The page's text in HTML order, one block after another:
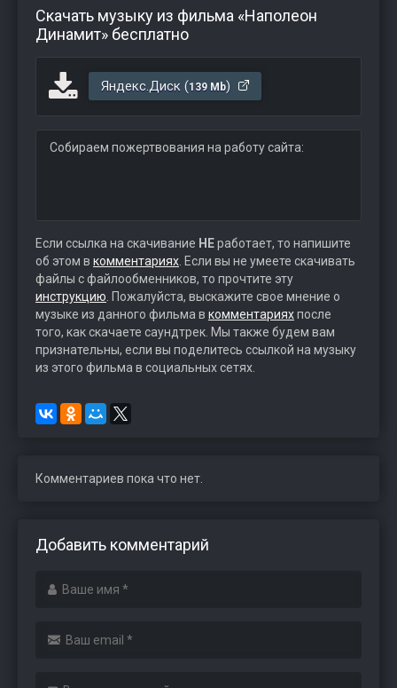
Скачать музыку из фильма «Наполеон
Динамит» бесплатно
Яндекс.Диск (139 Mb)
Собираем пожертвования на работу сайта:
Если ссылка на скачивание НЕработает, то напишите
об этом в комментариях . Если вы не умеете скачивать
файлы с файлообменников, то прочтите эту
инструкцию . Пожалуйста, выскажите свое мнение о
музыке из данного фильма в комментарияхпосле
того, как скачаете саундтрек. Мы также будем вам
признательны, если вы поделитесь ссылкой на музыку
из этого фильма в социальных сетях.
Комментариев пока что нет.
Добавить комментарий